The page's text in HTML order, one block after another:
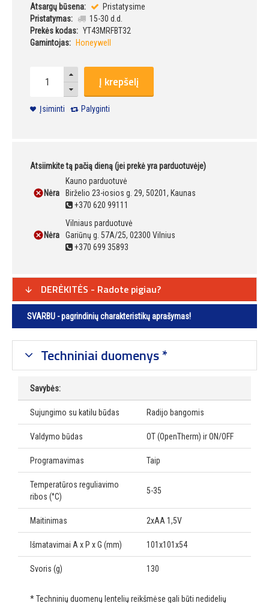
Atsargų būsena:
Pristatysime
Pristatymas:
15-30 d.d.
Prekės kodas: YT43MRFBT32
Gamintojas:
Honeywell
Į krepšelį
Įsiminti Palyginti
Atsiimkite tą pačią dieną (jei prekė yra parduotuvėje)
Nėra
Kauno parduotuvė
Birželio 23-iosios g. 29, 50201, Kaunas
+370 620 99111
Nėra
Vilniaus parduotuvė
Gariūnų g. 57A/25, 02300 Vilnius
+370 699 35893
DERĖKITĖS - Radote pigiau?
SVARBU - pagrindinių charakteristikų aprašymas!
Techniniai duomenys *
Savybės:
Sujungimo su katilu būdas Radijo bangomis
Valdymo būdas OT (OpenTherm) ir ON/OFF
Programavimas Taip
Temperatūros reguliavimo
ribos (°C)
5-35
Maitinimas 2xAA 1,5V
Išmatavimai A x P x G (mm) 101x101x54
Svoris (g) 130
* Techninių duomenų lentelių reikšmėse gali būti nedidelių